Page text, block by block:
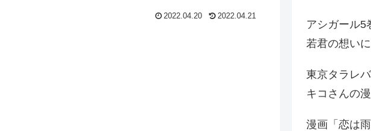
2022.04.20 2022.04.21
アシガール5
若君の想い
東京タラレ
キコさんの
漫画「恋は